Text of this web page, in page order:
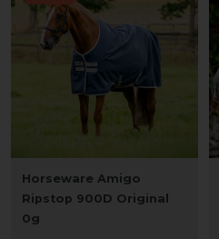
Horseware Amigo
Ripstop 900D Original
0g